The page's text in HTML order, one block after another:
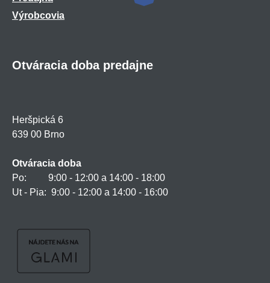
Výrobcovia
Otváracia doba predajne
Heršpická 6
639 00 Brno
Otváracia doba
Po: 9:00 - 12:00 a 14:00 - 18:00
Ut - Pia: 9:00 - 12:00 a 14:00 - 16:00